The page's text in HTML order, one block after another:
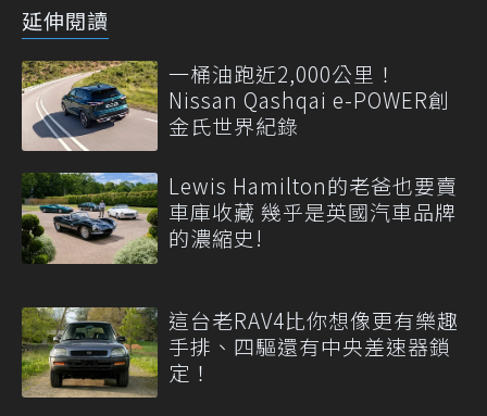
延伸閱讀
一桶油跑近2,000公里！
Nissan Qashqai e-POWER創
金氏世界紀錄
Lewis Hamilton的老爸也要賣
車庫收藏 幾乎是英國汽車品牌
的濃縮史!
這台老RAV4比你想像更有樂趣
手排、四驅還有中央差速器鎖
定！